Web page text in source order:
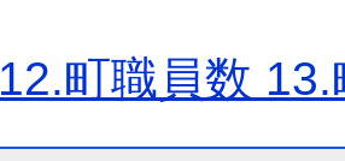
12.町職員数